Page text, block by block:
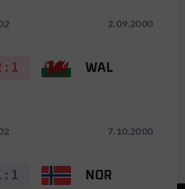
2.09.2000
: 1 WAL
7.10.2000
: 1 NOR